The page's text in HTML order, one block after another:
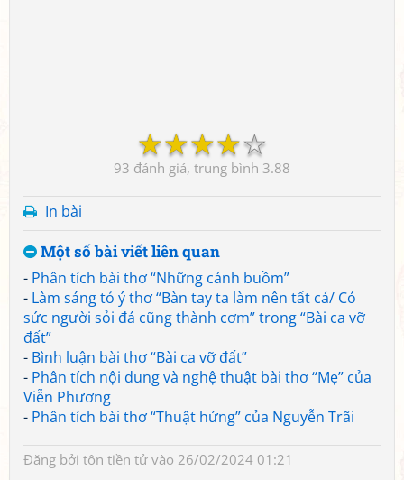
☆
☆
☆
☆
☆
93 3.88
In bài
Một số bài viết liên quan
- Phân tích bài thơ “Những cánh buồm”
- Làm sáng tỏ ý thơ “Bàn tay ta làm nên tất cả/ Có
sức người sỏi đá cũng thành cơm” trong “Bài ca vỡ
đất”
- Bình luận bài thơ “Bài ca vỡ đất”
- Phân tích nội dung và nghệ thuật bài thơ “Mẹ” của
Viễn Phương
- Phân tích bài thơ “Thuật hứng” của Nguyễn Trãi
Đăng bởi tôn tiền tửvào 26/02/2024 01:21